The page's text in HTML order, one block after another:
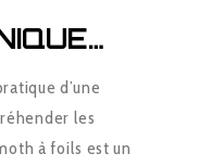
d’une
les
à foils est un